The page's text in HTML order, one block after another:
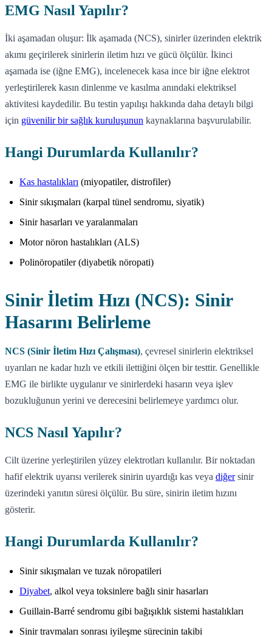
EMG Nasıl Yapılır?
İki aşamadan oluşur: İlk aşamada (NCS), sinirler üzerinden elektrik
akımı geçirilerek sinirlerin iletim hızı ve gücü ölçülür. İkinci
aşamada ise (iğne EMG), incelenecek kasa ince bir iğne elektrot
yerleştirilerek kasın dinlenme ve kasılma anındaki elektriksel
aktivitesi kaydedilir. Bu testin yapılışı hakkında daha detaylı bilgi
için güvenilir bir sağlık kuruluşunun kaynaklarına başvurulabilir.
Hangi Durumlarda Kullanılır?
Kas hastalıkları (miyopatiler, distrofiler)
Sinir sıkışmaları (karpal tünel sendromu, siyatik)
Sinir hasarları ve yaralanmaları
Motor nöron hastalıkları (ALS)
Polinöropatiler (diyabetik nöropati)
Sinir İletim Hızı (NCS): Sinir
Hasarını Belirleme
NCS (Sinir İletim Hızı Çalışması), çevresel sinirlerin elektriksel
uyarıları ne kadar hızlı ve etkili ilettiğini ölçen bir testtir. Genellikle
EMG ile birlikte uygulanır ve sinirlerdeki hasarın veya işlev
bozukluğunun yerini ve derecesini belirlemeye yardımcı olur.
NCS Nasıl Yapılır?
Cilt üzerine yerleştirilen yüzey elektrotları kullanılır. Bir noktadan
hafif elektrik uyarısı verilerek sinirin uyardığı kas veya diğersinir
üzerindeki yanıtın süresi ölçülür. Bu süre, sinirin iletim hızını
gösterir.
Hangi Durumlarda Kullanılır?
Sinir sıkışmaları ve tuzak nöropatileri
Diyabet, alkol veya toksinlere bağlı sinir hasarları
Guillain-Barré sendromu gibi bağışıklık sistemi hastalıkları
Sinir travmaları sonrası iyileşme sürecinin takibi